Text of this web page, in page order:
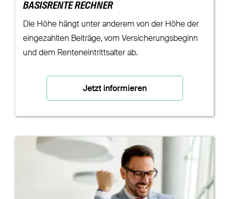
BASISRENTE RECHNER
Die Höhe hängt unter anderem von der Höhe der
eingezahlten Beiträge, vom Versicherungsbeginn
und dem Renteneintrittsalter ab.
Jetzt informieren